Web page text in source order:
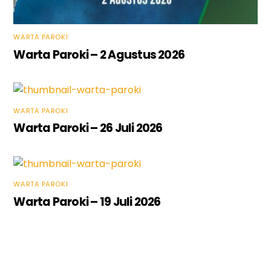
WARTA PAROKI
Warta Paroki – 2 Agustus 2026
WARTA PAROKI
Warta Paroki – 26 Juli 2026
WARTA PAROKI
Warta Paroki – 19 Juli 2026